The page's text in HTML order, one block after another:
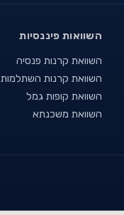
השוואות פיננסיות
השוואת קרנות פנסיה
השוואת קרנות השתלמות
השוואת קופות גמל
השוואת משכנתא